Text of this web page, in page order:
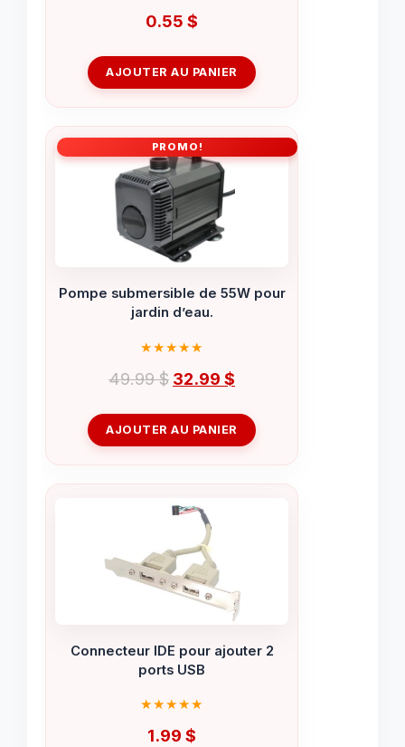
0.55 $
AJOUTER AU PANIER
PROMO!
Pompe submersible de 55W pour
jardin d’eau.
49.99$ Le
initial
49.99 $.
32.99 $
actuel
32.99 $.
AJOUTER AU PANIER
Connecteur IDE pour ajouter 2
ports USB
1.99 $